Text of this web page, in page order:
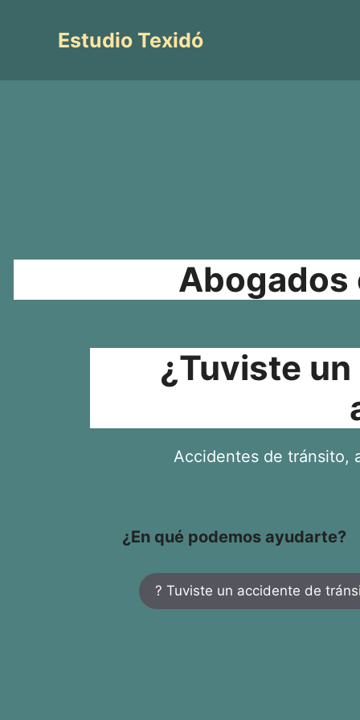
contenidoEstudio Texidó
Abogados
¿Tuviste
Accidentes de tránsito,
¿En qué podemos ayudarte?
? Tuviste un accidente de